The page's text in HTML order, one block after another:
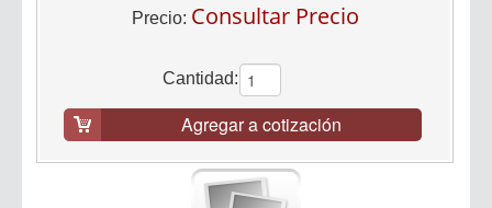
Precio: Consultar Precio
Cantidad:
Agregar a cotización